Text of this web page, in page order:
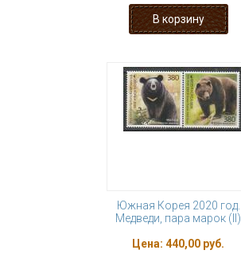
Южная Корея 2020 год.
Медведи, пара марок (II)
Цена: 440,00 руб.